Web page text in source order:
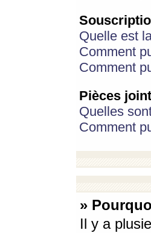
Quelle est
Comment
Comment
Pièces
Quelles
Comment
»
Il y a